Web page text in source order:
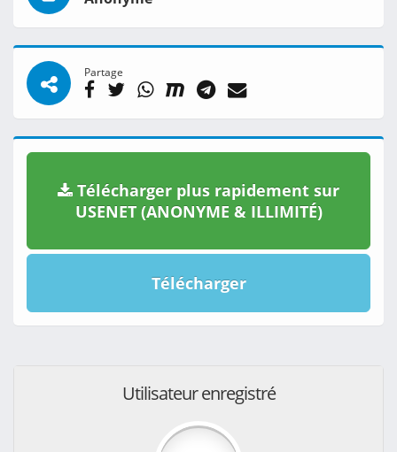
Partage
Télécharger plus rapidement sur
USENET (ANONYME & ILLIMITÉ)
Télécharger
Utilisateur enregistré